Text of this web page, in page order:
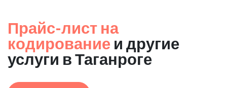
Прайс-лист на
кодирование и другие
услуги в Таганроге